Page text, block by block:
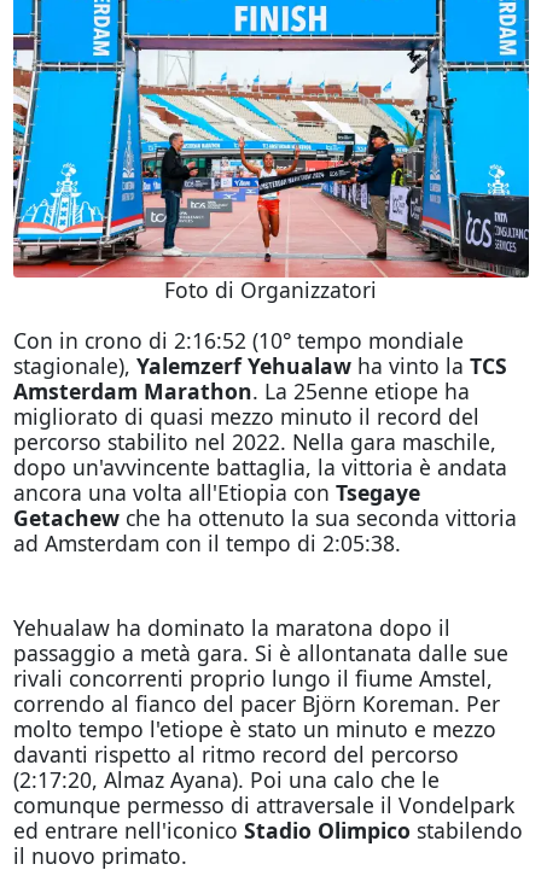
Foto di Organizzatori
Con in crono di 2:16:52 (10° tempo mondiale
stagionale), Yalemzerf Yehualaw ha vinto la TCS
Amsterdam Marathon. La 25enne etiope ha
migliorato di quasi mezzo minuto il record del
percorso stabilito nel 2022. Nella gara maschile,
dopo un'avvincente battaglia, la vittoria è andata
ancora una volta all'Etiopia con Tsegaye
Getachewche ha ottenuto la sua seconda vittoria
ad Amsterdam con il tempo di 2:05:38.
Yehualaw ha dominato la maratona dopo il
passaggio a metà gara. Si è allontanata dalle sue
rivali concorrenti proprio lungo il fiume Amstel,
correndo al fianco del pacer Björn Koreman. Per
molto tempo l'etiope è stato un minuto e mezzo
davanti rispetto al ritmo record del percorso
(2:17:20, Almaz Ayana). Poi una calo che le
comunque permesso di attraversale il Vondelpark
ed entrare nell'iconico Stadio Olimpico stabilendo
il nuovo primato.